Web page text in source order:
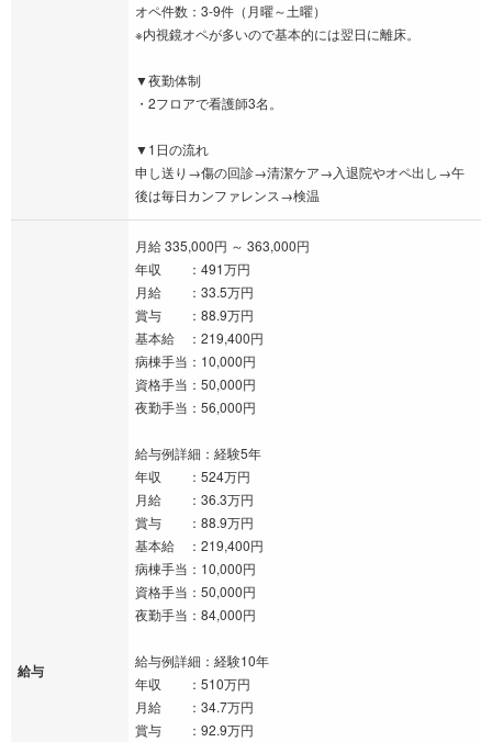
オペ件数：3-9件（月曜～土曜）
※内視鏡オペが多いので基本的には翌日に離床。
▼夜勤体制
・2フロアで看護師3名。
▼1日の流れ
申し送り→傷の回診→清潔ケア→入退院やオペ出し→午
後は毎日カンファレンス→検温
給与
月給 335,000円 ～ 363,000円
年収 ：491万円
月給 ：33.5万円
賞与 ：88.9万円
基本給 ：219,400円
病棟手当：10,000円
資格手当：50,000円
夜勤手当：56,000円
給与例詳細：経験5年
年収 ：524万円
月給 ：36.3万円
賞与 ：88.9万円
基本給 ：219,400円
病棟手当：10,000円
資格手当：50,000円
夜勤手当：84,000円
給与例詳細：経験10年
年収 ：510万円
月給 ：34.7万円
賞与 ：92.9万円